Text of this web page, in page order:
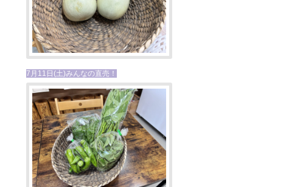
7月11日(土)みんなの直売！